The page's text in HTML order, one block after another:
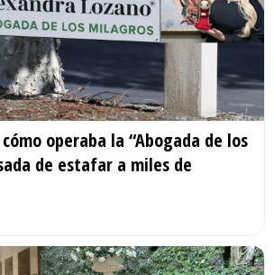
operaba la “Abogada de los
de estafar a miles de